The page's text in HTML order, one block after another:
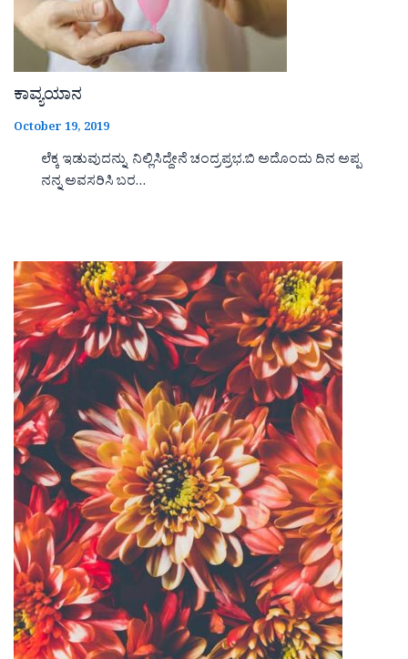
ಕಾವ್ಯಯಾನ
October 19, 2019
ಲೆಕ್ಕ ಇಡುವುದನ್ನು ನಿಲ್ಲಿಸಿದ್ದೇನೆ ಚಂದ್ರಪ್ರಭ.ಬಿ ಅದೊಂದು ದಿನ ಅಪ್ಪ
ನನ್ನ ಅವಸರಿಸಿ ಬರ…